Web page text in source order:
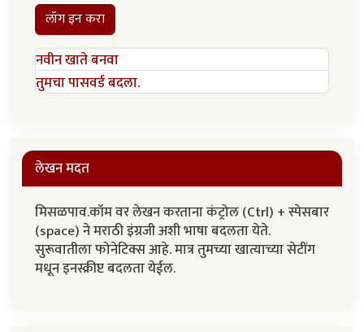
लॉग इन करा
नवीन खाते बनवा
तुमचा पासवर्ड बदला.
लेखन मदत
मिसळपाव.कॉम वर लेखन करताना कंट्रोल (Ctrl) + स्पेसबार
(space) ने मराठी इंग्रजी अशी भाषा बदलता येते.
सुरूवातीला फोनेटिक्स आहे. मात्र तुमच्या खात्याच्या सेटींग
मधून इनस्क्रीप्ट बदलता येईल.